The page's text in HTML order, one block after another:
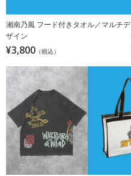
湘南乃風 フード付きタオル／マルチデ
ザイン
¥3,800 （税込）